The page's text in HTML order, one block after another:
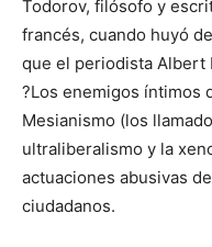
Todorov, filósofo y
francés, cuando huyó
que el periodista Albert
?Los enemigos íntimos
Mesianismo (los
ultraliberalismo y la
actuaciones abusivas
ciudadanos.